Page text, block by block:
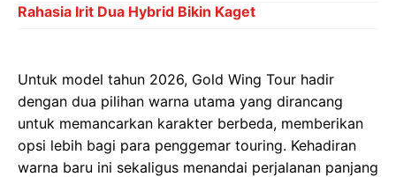
Rahasia Irit Dua Hybrid Bikin Kaget
Untuk model tahun 2026, Gold Wing Tour hadir
dengan dua pilihan warna utama yang dirancang
untuk memancarkan karakter berbeda, memberikan
opsi lebih bagi para penggemar touring. Kehadiran
warna baru ini sekaligus menandai perjalanan panjang